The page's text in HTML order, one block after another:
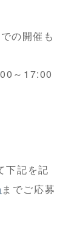
の開催も
～17:00
下記を記
までご応募